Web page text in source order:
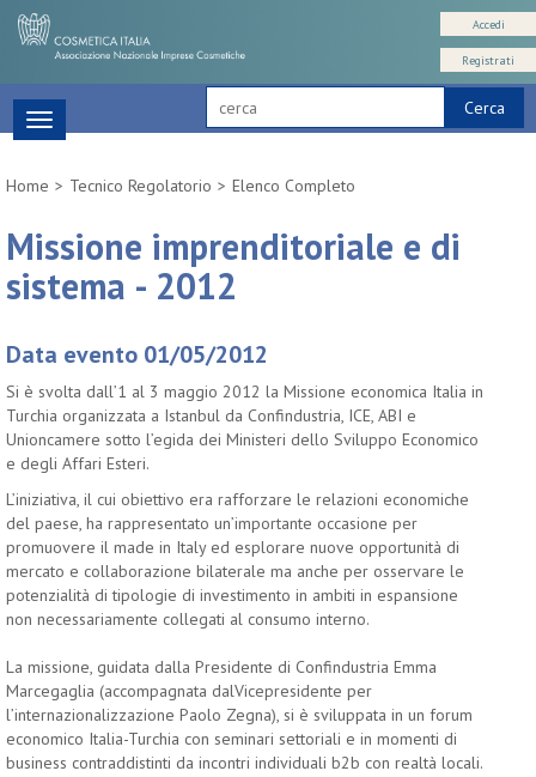
Cerca
Accedi
Registrati
Toggle
navigation
Home
Tecnico Regolatorio Elenco Completo
Missione imprenditoriale e di
sistema - 2012
Data evento 01/05/2012
Si è svolta dall’1 al 3 maggio 2012 la Missione economica Italia in
Turchia organizzata a Istanbul da Confindustria, ICE, ABI e
Unioncamere sotto l’egida dei Ministeri dello Sviluppo Economico
e degli Affari Esteri.
L’iniziativa, il cui obiettivo era rafforzare le relazioni economiche
del paese, ha rappresentato un’importante occasione per
promuovere il made in Italy ed esplorare nuove opportunità di
mercato e collaborazione bilaterale ma anche per osservare le
potenzialità di tipologie di investimento in ambiti in espansione
non necessariamente collegati al consumo interno.
La missione, guidata dalla Presidente di Confindustria Emma
Marcegaglia (accompagnata dalVicepresidente per
l’internazionalizzazione Paolo Zegna), si è sviluppata in un forum
economico Italia-Turchia con seminari settoriali e in momenti di
business contraddistinti da incontri individuali b2b con realtà locali.